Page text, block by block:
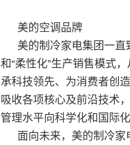
美的空调品牌
美的制冷家电集团一
和“柔性化”生产销售模式
承科技领先、为消费者创
吸收各项核心及前沿技术
管理水平向科学化和国际化
面向未来，美的制冷家